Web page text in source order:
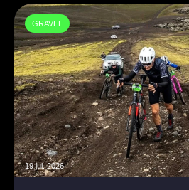
GRAVEL
19 jul. 2026